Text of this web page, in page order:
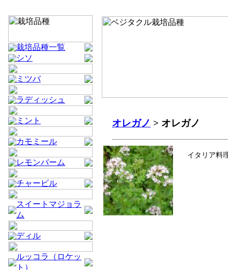
栽培品種一覧
シソ
ミツバ
ラディッシュ
ミント
カモミール
レモンバーム
チャービル
スイートマジョラ
ム
ディル
ルッコラ（ロケッ
ト）
オレガノ > オレガノ
イタリア料